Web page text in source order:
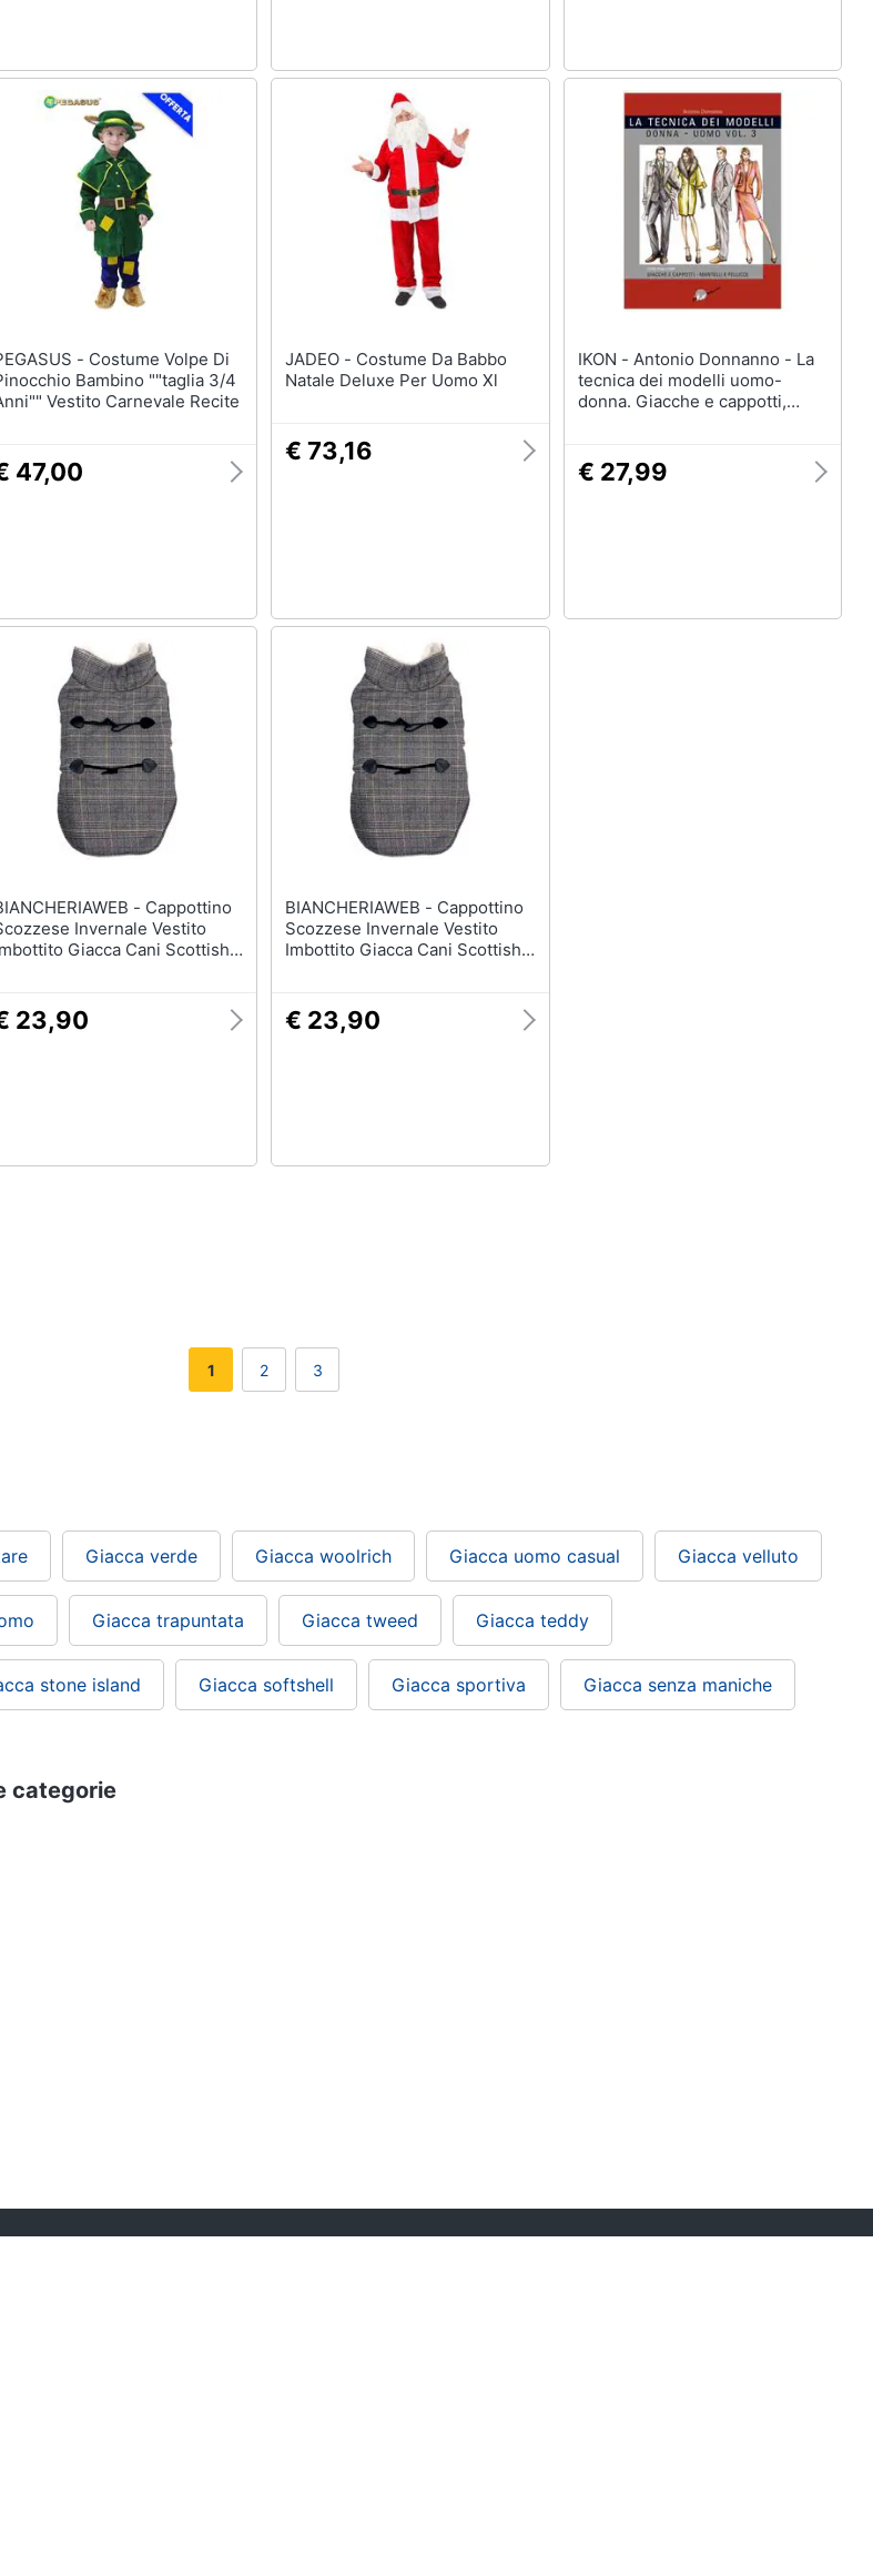
- Costume Volpe Di
Bambino ""taglia 3/4
Vestito Carnevale Recite
47,00
JADEO - Costume Da Babbo
Natale Deluxe Per Uomo Xl
€ 73,16
IKON - Antonio Donnanno - La
tecnica dei modelli uomo-
donna. Giacche e cappotti,
€ 27,99
- Cappottino
Invernale Vestito
Giacca Cani Scottish
23,90
BIANCHERIAWEB - Cappottino
Scozzese Invernale Vestito
Imbottito Giacca Cani Scottish
€ 23,90
1 2 3
Giacca verde Giacca woolrich Giacca uomo casual Giacca velluto
Giacca trapuntata Giacca tweed Giacca teddy
stone island Giacca softshell Giacca sportiva Giacca senza maniche
categorie